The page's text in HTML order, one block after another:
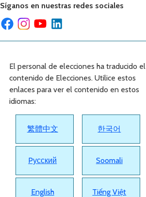
Síganos en nuestras redes sociales
El personal de elecciones ha traducido el
contenido de Elecciones. Utilice estos
enlaces para ver el contenido en estos
idiomas:
繁體中文 한국어
Pусский Soomali
English Tiếng Việt